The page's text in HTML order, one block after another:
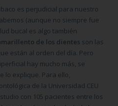
es perjudicial para nuestro
(aunque no siempre fue
bucal es algo también
de los dientes son las
están al orden del día. Pero
hay mucho más, se
lo explique. Para ello,
de la Universidad CEU
con 105 pacientes entre los